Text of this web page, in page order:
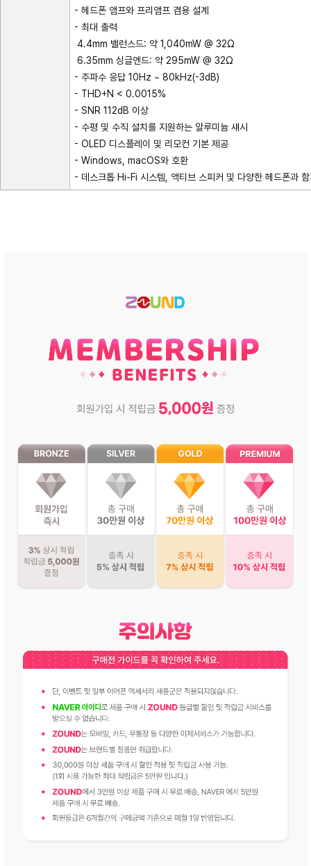
- 헤드폰 앰프와 프리앰프 겸용 설계
- 최대 출력
4.4mm 밸런스드: 약 1,040mW @ 32Ω
6.35mm 싱글엔드: 약 295mW @ 32Ω
- 주파수 응답 10Hz ~ 80kHz(-3dB)
- THD+N < 0.0015%
- SNR 112dB 이상
- 수평 및 수직 설치를 지원하는 알루미늄 섀시
- OLED 디스플레이 및 리모컨 기본 제공
- Windows, macOS와 호환
- 데스크톱 Hi-Fi 시스템, 액티브 스피커 및 다양한 헤드폰과